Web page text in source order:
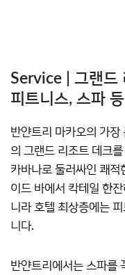
Service | 그랜드
피트니스, 스파 등
반얀트리 마카오의 가장
의 그랜드 리조트 데크
카바나로 둘러싸인 쾌적
이드 바에서 칵테일 한
니라 호텔 최상층에는
니다.
반얀트리에서는 스파를